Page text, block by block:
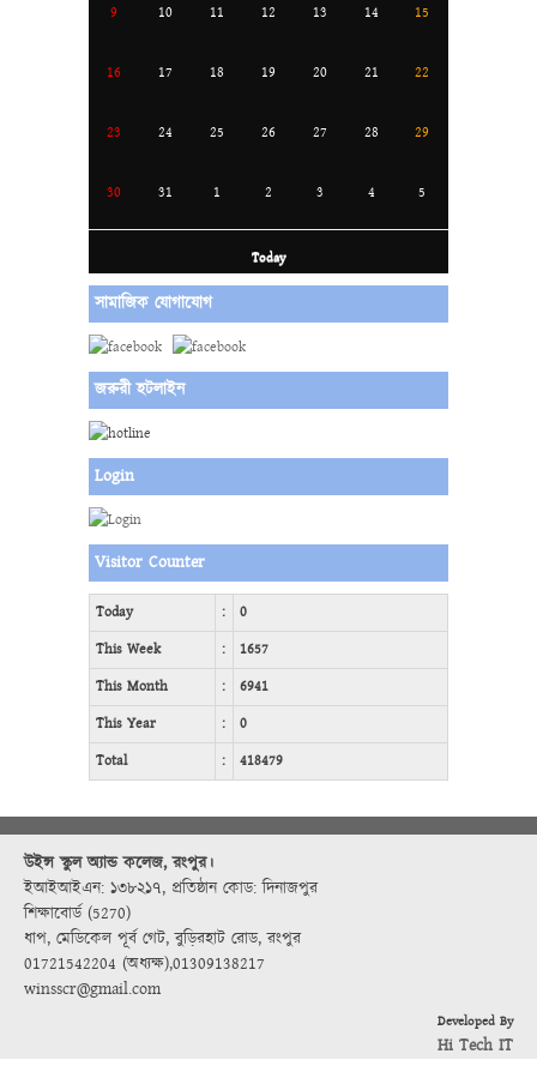
9 10 11 12 13 14 15
16 17 18 19 20 21 22
23 24 25 26 27 28 29
30 31 1 2 3 4 5
Today
সামাজিক যোগাযোগ
জরুরী হটলাইন
Login
Visitor Counter
Today :
0
This Week
:
1657
This Month
:
6941
This Year
:
0
Total
: 418479
উইন্স স্কুল অ্যান্ড কলেজ, রংপুর।
ইআইআইএন: ১৩৮২১৭, প্রতিষ্ঠান কোড: দিনাজপুর
শিক্ষাবোর্ড (5270)
ধাপ, মেডিকেল পূর্ব গেট, বুড়িরহাট রোড, রংপুর
01721542204 (অধ্যক্ষ),01309138217
winsscr@gmail.com
Developed By
Hi Tech IT